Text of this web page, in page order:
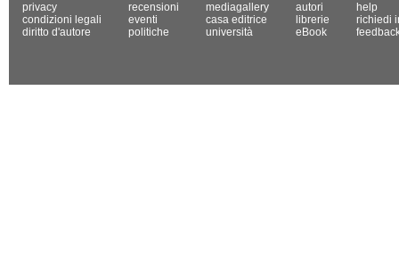
privacy
condizioni legali
diritto d'autore
recensioni
eventi
politiche
mediagallery
casa editrice
università
autori
librerie
eBook
help
richiedi